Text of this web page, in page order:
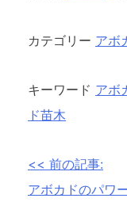
カテゴリー アボ
キーワード アボ
ド苗木
投
稿
<< 前の記事:
アボカドのパワ